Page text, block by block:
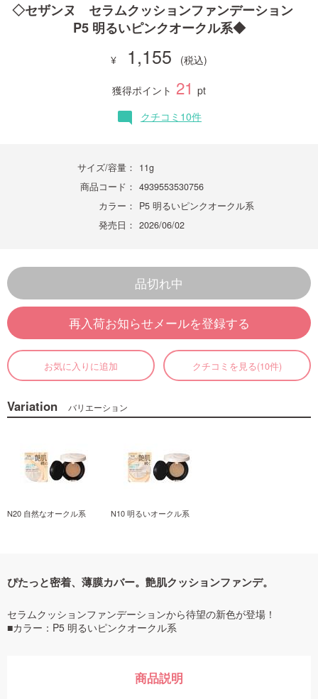
◇セザンヌ セラムクッションファンデーション
P5 明るいピンクオークル系◆
1,155
獲得ポイント 21 pt
mode_comment クチコミ10件
サイズ/容量：
11g
商品コード： 4939553530756
カラー：
P5 明るいピンクオークル系
発売日： 2026/06/02
品切れ中
再入荷お知らせメールを登録する
お気に入りに追加 クチコミを見る(10件)
Variation バリエーション
N20 自然なオークル系 N10 明るいオークル系
ぴたっと密着、薄膜カバー。艶肌クッションファンデ。
セラムクッションファンデーションから待望の新色が登場！
■カラー：P5 明るいピンクオークル系
商品説明